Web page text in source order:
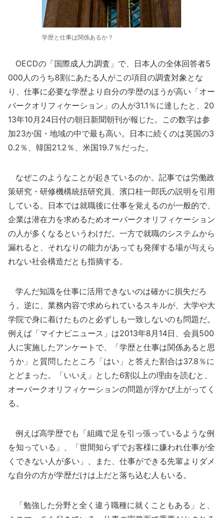
学歴と仕事は関係あるか？
OECDの「国際成人力調査」で、日本人の全体回答者5
000人のうち8割にあたる人がこの項目の調査対象とな
り、仕事に必要な学歴より自分の学歴のほうが高い「オー
バークオリフィケーション」の人が31.1％に達したと、20
13年10月24日付の朝日新聞朝刊が報じた。この数字は参
加23か国・地域の中で最も高い。日本に続くのは英国の3
0.2％、韓国21.2％、米国19.7％だった。
なぜこのようなことが起きているのか。記事では労働政
策研究・研修機構統括研究員、濱口桂一郎氏の説明を引用
している。日本では就職後に仕事を覚えるのが一般的で、
企業は潜在力を求めるためオーバークオリフィケーション
の人が多くなるというわけだ。一方で就職のシステムから
漏れると、それなりの能力があっても発揮する場が与えら
れない社会構造だとも指摘する。
学んだ知識を仕事に活用できないのは確かに損失だろ
う。逆に、業務内容で求められているスキルが、大学や大
学院で身に着けたものと必ずしも一致しないのも問題だ。
例えば「マイナビニュース」は2013年8月14日、会員500
人に実施したアンケートで、「学歴と仕事は関係あると思
うか」と質問したところ「はい」と答えた割合は37.8％に
とどまった。「いいえ」とした6割以上の理由を読むと、
オーバークオリフィケーションの問題が浮かび上がってく
る。
例えば高学歴でも「組織で足を引っ張っているような例
を知っている」、「世間知らずでお客様に嫌われ仕事が全
くできない人が多い」、また、仕事ができる先輩よりダメ
な自分の方が学歴だけは上だと落ち込む人もいる。
「勉強した分野と全く違う職種に就くこともある」と、